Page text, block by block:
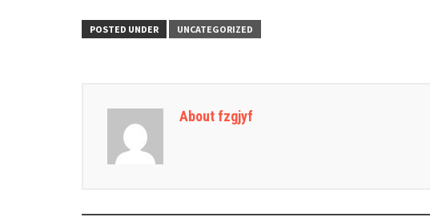
POSTED UNDER UNCATEGORIZED
About fzgjyf